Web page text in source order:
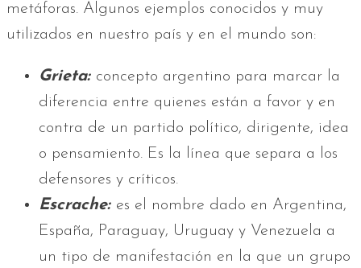
metáforas. Algunos ejemplos conocidos y muy
utilizados en nuestro país y en el mundo son:
Grieta: concepto argentino para marcar la
diferencia entre quienes están a favor y en
contra de un partido político, dirigente, idea
o pensamiento. Es la línea que separa a los
defensores y críticos.
Escrache: es el nombre dado en Argentina,
España, Paraguay, Uruguay y Venezuela a
un tipo de manifestación en la que un grupo